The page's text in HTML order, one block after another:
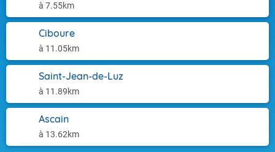
à 7.55km
Ciboure
à 11.05km
Saint-Jean-de-Luz
à 11.89km
Ascain
à 13.62km